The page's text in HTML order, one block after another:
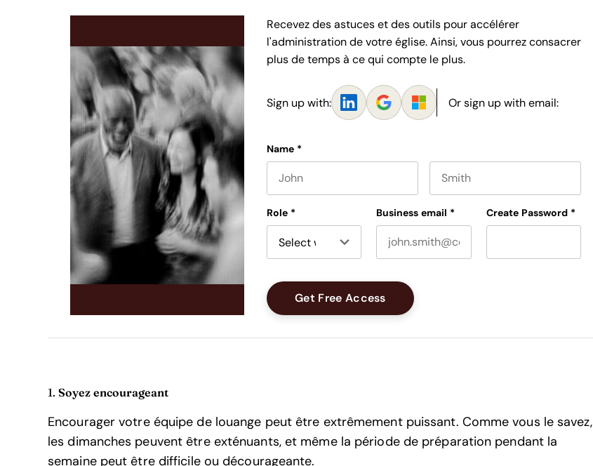
Recevez des astuces et des outils pour accélérer
l'administration de votre église. Ainsi, vous pourrez consacrer
plus de temps à ce qui compte le plus.
Sign up with: Or sign up with email:
Name *
Role * Business email * Create Password *
1. Soyez encourageant
Encourager votre équipe de louange peut être extrêmement puissant. Comme vous le savez,
les dimanches peuvent être exténuants, et même la période de préparation pendant la
semaine peut être difficile ou décourageante.